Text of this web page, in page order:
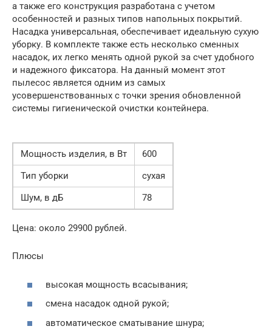
а также его конструкция разработана с учетом
особенностей и разных типов напольных покрытий.
Насадка универсальная, обеспечивает идеальную сухую
уборку. В комплекте также есть несколько сменных
насадок, их легко менять одной рукой за счет удобного
и надежного фиксатора. На данный момент этот
пылесос является одним из самых
усовершенствованных с точки зрения обновленной
системы гигиенической очистки контейнера.
Мощность изделия, в Вт
600
Тип уборки
сухая
Шум, в дБ
78
Цена: около 29900 рублей.
Плюсы
высокая мощность всасывания;
смена насадок одной рукой;
автоматическое сматывание шнура;